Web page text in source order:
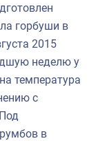
горбуши в
2015
неделю у
температура
с
в